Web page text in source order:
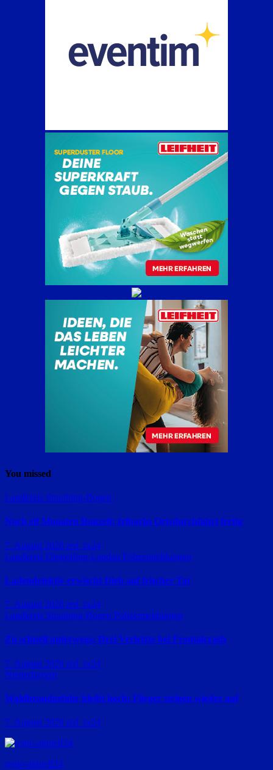
You missed
Landkreis Straubing-Bogen
Nach elf Monaten Bauzeit: Irlbachs Ortsdurchfahrt fertig
7. August 2026 red_ra24
Landkreis Dingolfing-Landau Polizeimeldungen
Ladendetektiv erwischt Dieb auf frischer Tat
7. August 2026 red_ra24
Landkreis Straubing-Bogen Polizeimeldungen
Zu schnell unterwegs: Drei Verletzte bei Frontalcrash
7. August 2026 red_ra24
Niederbayern
Waldbrandgefahr bleibt hoch: Flieger steigen wieder auf
7. August 2026 red_ra24
regio-aktuell24